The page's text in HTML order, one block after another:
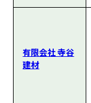
有限会社 寺谷
建材